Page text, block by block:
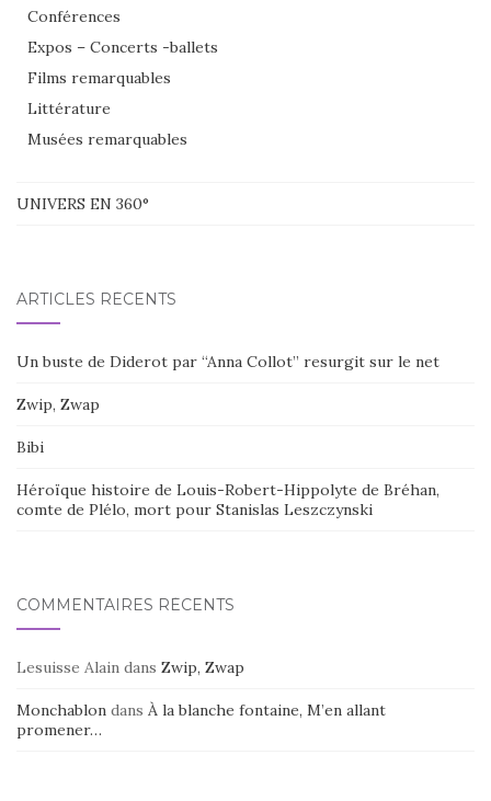
Conférences
Expos – Concerts -ballets
Films remarquables
Littérature
Musées remarquables
UNIVERS EN 360°
ARTICLES RÉCENTS
Un buste de Diderot par “Anna Collot” resurgit sur le net
Zwip, Zwap
Bibi
Héroïque histoire de Louis-Robert-Hippolyte de Bréhan,
comte de Plélo, mort pour Stanislas Leszczynski
COMMENTAIRES RÉCENTS
Lesuisse Alain dans Zwip, Zwap
Monchablon dans À la blanche fontaine, M’en allant
promener…